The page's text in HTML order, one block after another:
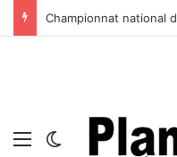
Menu Switch skin